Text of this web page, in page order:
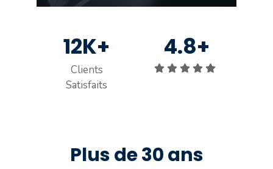
12K+
Clients
Satisfaits
4.8+
Plus de 30 ans